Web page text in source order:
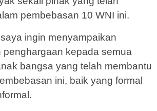
pembebasan 10 WNI ini.
ingin menyampaikan
penghargaan kepada semua
bangsa yang telah membantu
ini, baik yang formal